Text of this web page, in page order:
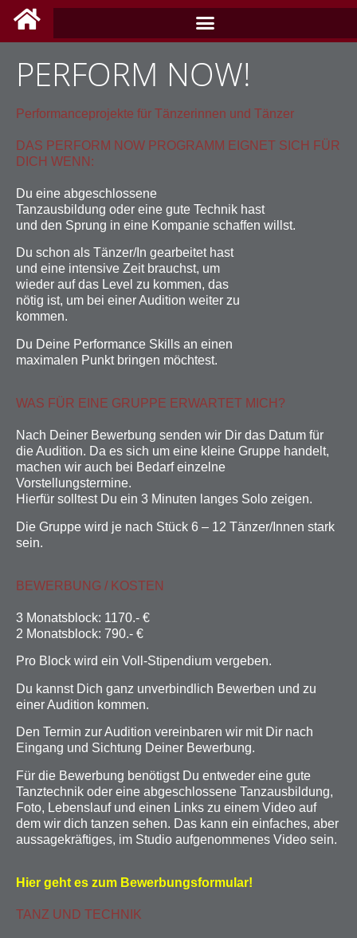
PERFORM NOW!
Performanceprojekte für Tänzerinnen und Tänzer
DAS PERFORM NOW PROGRAMM EIGNET SICH FÜR
DICH WENN:
Du eine abgeschlossene
Tanzausbildung oder eine gute Technik hast
und den Sprung in eine Kompanie schaffen willst.
Du schon als Tänzer/In gearbeitet hast
und eine intensive Zeit brauchst, um
wieder auf das Level zu kommen, das
nötig ist, um bei einer Audition weiter zu
kommen.
Du Deine Performance Skills an einen
maximalen Punkt bringen möchtest.
WAS FÜR EINE GRUPPE ERWARTET MICH?
Nach Deiner Bewerbung senden wir Dir das Datum für
die Audition. Da es sich um eine kleine Gruppe handelt,
machen wir auch bei Bedarf einzelne
Vorstellungstermine.
Hierfür solltest Du ein 3 Minuten langes Solo zeigen.
Die Gruppe wird je nach Stück 6 – 12 Tänzer/Innen stark
sein.
BEWERBUNG / KOSTEN
3 Monatsblock: 1170.- €
2 Monatsblock: 790.- €
Pro Block wird ein Voll-Stipendium vergeben.
Du kannst Dich ganz unverbindlich Bewerben und zu
einer Audition kommen.
Den Termin zur Audition vereinbaren wir mit Dir nach
Eingang und Sichtung Deiner Bewerbung.
Für die Bewerbung benötigst Du entweder eine gute
Tanztechnik oder eine abgeschlossene Tanzausbildung,
Foto, Lebenslauf und einen Links zu einem Video auf
dem wir dich tanzen sehen. Das kann ein einfaches, aber
aussagekräftiges, im Studio aufgenommenes Video sein.
Hier geht es zum Bewerbungsformular!
TANZ UND TECHNIK